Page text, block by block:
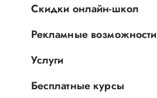
Скидки онлайн-школ
Рекламные возможности
Услуги
Бесплатные курсы